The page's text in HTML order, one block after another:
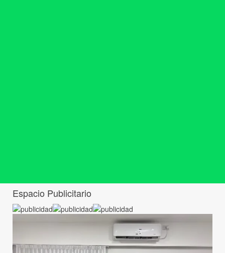
Espacio Publicitario